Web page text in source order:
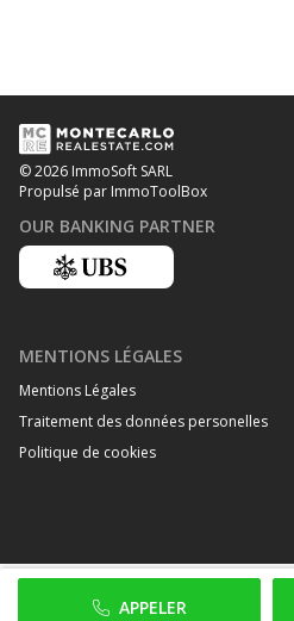
APPELER
© 2026 ImmoSoft SARL
Propulsé par ImmoToolBox
OUR BANKING PARTNER
MENTIONS LÉGALES
Mentions Légales
Traitement des données personelles
Politique de cookies